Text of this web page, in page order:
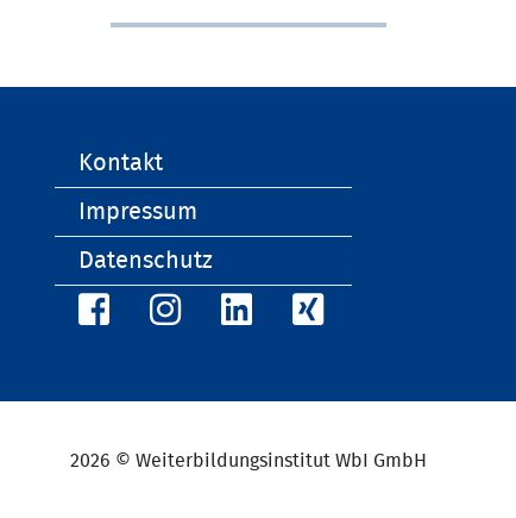
Navigation
überspringen
Kontakt
Impressum
Datenschutz
2026 © Weiterbildungsinstitut WbI GmbH